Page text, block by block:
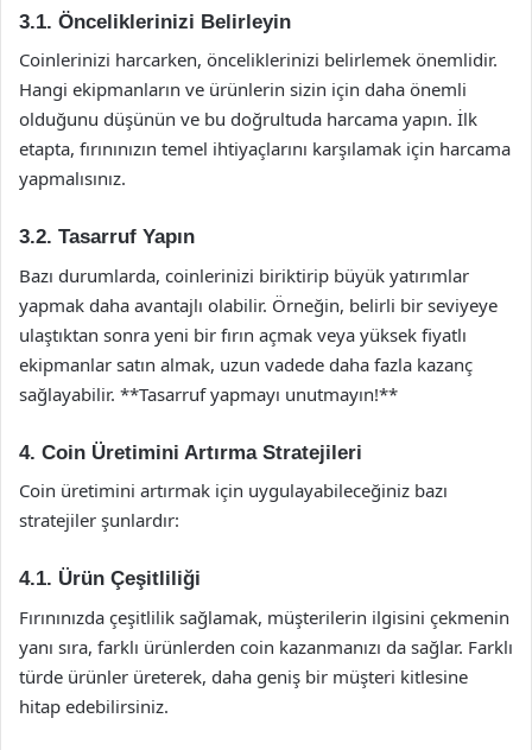
3.1. Önceliklerinizi Belirleyin
Coinlerinizi harcarken, önceliklerinizi belirlemek önemlidir.
Hangi ekipmanların ve ürünlerin sizin için daha önemli
olduğunu düşünün ve bu doğrultuda harcama yapın. İlk
etapta, fırınınızın temel ihtiyaçlarını karşılamak için harcama
yapmalısınız.
3.2. Tasarruf Yapın
Bazı durumlarda, coinlerinizi biriktirip büyük yatırımlar
yapmak daha avantajlı olabilir. Örneğin, belirli bir seviyeye
ulaştıktan sonra yeni bir fırın açmak veya yüksek fiyatlı
ekipmanlar satın almak, uzun vadede daha fazla kazanç
sağlayabilir. **Tasarruf yapmayı unutmayın!**
4. Coin Üretimini Artırma Stratejileri
Coin üretimini artırmak için uygulayabileceğiniz bazı
stratejiler şunlardır:
4.1. Ürün Çeşitliliği
Fırınınızda çeşitlilik sağlamak, müşterilerin ilgisini çekmenin
yanı sıra, farklı ürünlerden coin kazanmanızı da sağlar. Farklı
türde ürünler üreterek, daha geniş bir müşteri kitlesine
hitap edebilirsiniz.